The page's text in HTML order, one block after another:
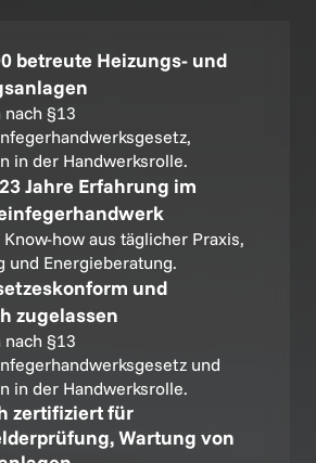
betreute Heizungs- und
§13
in der Handwerksrolle.
Jahre Erfahrung im
how aus täglicher Praxis,
und Energieberatung.
und
zugelassen
§13
und
in der Handwerksrolle.
zertifiziert für
Wartung von